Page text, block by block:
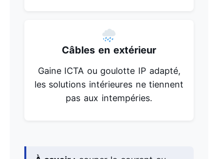
Câbles en extérieur
Gaine ICTA ou goulotte IP adapté,
les solutions intérieures ne tiennent
pas aux intempéries.